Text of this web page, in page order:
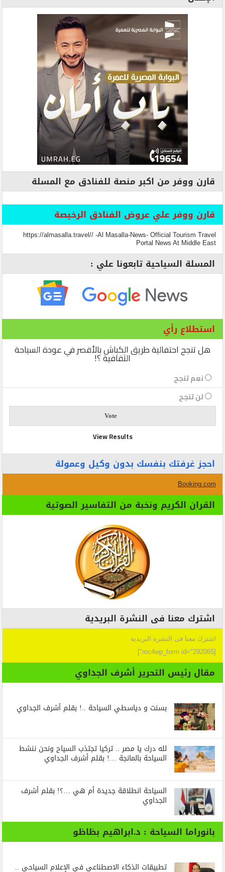
قارن ووفر من اكبر منصة للفنادق مع المسلة
قارن ووفر علي عروض الفنادق الرخيصة
https://almasalla.travel// -Al Masalla-News- Official Tourism Travel
Portal News At Middle East
المسلة السياحية تابعونا علي :
استطلاع رأي
هل تنجح احتفالية طريق الكباش بالأقصر في عودة السياحة
الثقافية ؟!
نعم تنجح
لن تنجح
View Results
احجز غرفتك بنفسك بدون وكيل وعمولة
Booking.com
القران الكريم ونخبة من التفاسير الصوتية
اشترك معنا فى النشرة البريدية
اشترك معنا فى النشرة البريدية
[mc4wp_form id="292065"]
مقال رئيس التحرير أشرف الجداوي
بسنت و دياسطي السياحة ..! بقلم أشرف الجداوي
لله درك يا مصر .. تركيا تجتذب السياح ونحن ننشط
السياحة بالمانجة …! بقلم أشرف الجداوي
السياحة انطلاقة جديدة أم هي …؟! بقلم أشرف
الجداوي
بانوراما السياحة : د.ابراهيم بظاظو
تطبيقات الذكاء الاصطناعي في الإعلام السياحي ..